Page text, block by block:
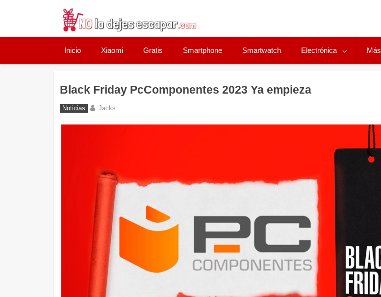
Inicio Xiaomi Gratis Smartphone Smartwatch Electrónica Más
Black Friday PcComponentes 2023 Ya empieza
Noticias Jacks